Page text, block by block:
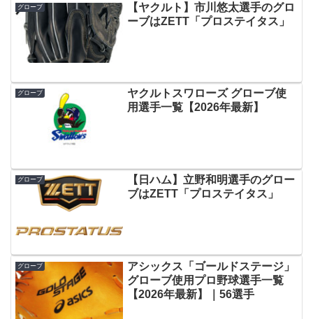
グローブ
【ヤクルト】市川悠太選手のグロ
ーブはZETT「プロステイタス」
グローブ
ヤクルトスワローズ グローブ使
用選手一覧【2026年最新】
グローブ
【日ハム】立野和明選手のグロー
ブはZETT「プロステイタス」
グローブ
アシックス「ゴールドステージ」
グローブ使用プロ野球選手一覧
【2026年最新】｜56選手